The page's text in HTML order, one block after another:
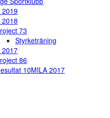
2019
2018
73
Styrketräning
2017
86
10MILA 2017